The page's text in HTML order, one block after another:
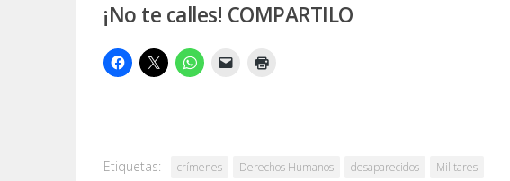
¡No te calles! COMPARTILO
Etiquetas: crímenes Derechos Humanos desaparecidos Militares